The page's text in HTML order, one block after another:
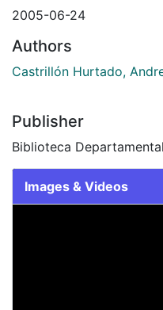
2005-06-24
Authors
Castrillón Hurtado,
Publisher
Biblioteca
Images & Videos